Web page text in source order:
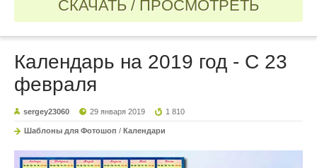
СКАЧАТЬ / ПРОСМОТРЕТЬ
Календарь на 2019 год - С 23
февраля
sergey23060 29 января 2019 1 810
Шаблоны для Фотошоп / Календари